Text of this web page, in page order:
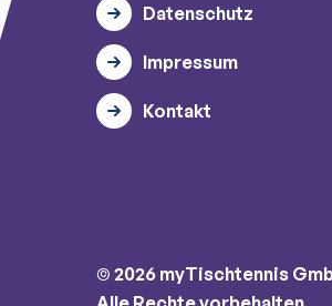
Datenschutz
Impressum
Kontakt
© 2026 myTischtennis